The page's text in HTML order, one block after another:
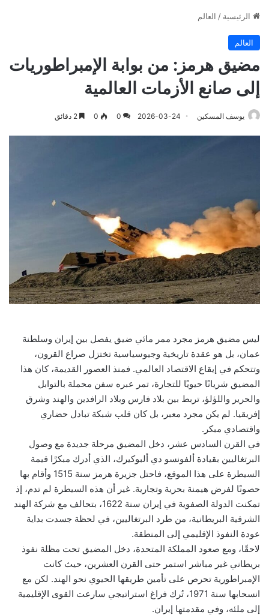
الرئيسية / العالم
العالم
مضيق هرمز: من بوابة الإمبراطوريات
إلى صانع الأزمات العالمية
يوسف المسكين 2026-03-24
0
0
ليس مضيق هرمز مجرد ممر مائي ضيق يفصل بين إيران وسلطنة
عمان، بل هو عقدة تاريخية وجيوسياسية تختزل صراع القرون،
وتتحكم في إيقاع الاقتصاد العالمي. فمنذ العصور القديمة، كان هذا
المضيق شريانًا حيويًا للتجارة، تمر عبره سفن محملة بالتوابل
والحرير واللؤلؤ، تربط بين بلاد فارس وبلاد الرافدين والهند وشرق
إفريقيا. لم يكن مجرد معبر، بل كان قلب شبكة تبادل حضاري
واقتصادي مبكر.
في القرن السادس عشر، دخل المضيق مرحلة جديدة مع وصول
البرتغاليين بقيادة ألفونسو دي ألبوكيرك، الذي أدرك مبكرًا قيمة
السيطرة على هذا الموقع، فاحتل جزيرة هرمز سنة 1515 وأقام بها
حصونًا لفرض هيمنة بحرية وتجارية. غير أن هذه السيطرة لم تدم، إذ
تمكنت الدولة الصفوية في إيران سنة 1622، بتحالف مع شركة الهند
الشرقية البريطانية، من طرد البرتغاليين، في لحظة جسدت بداية
عودة النفوذ الإقليمي إلى المنطقة.
لاحقًا، ومع صعود المملكة المتحدة، دخل المضيق تحت مظلة نفوذ
بريطاني غير مباشر استمر حتى القرن العشرين، حيث كانت
الإمبراطورية تحرص على تأمين طريقها الحيوي نحو الهند. لكن مع
انسحابها سنة 1971، تُرك فراغ استراتيجي سارعت القوى الإقليمية
إلى ملئه، وفي مقدمتها إيران.